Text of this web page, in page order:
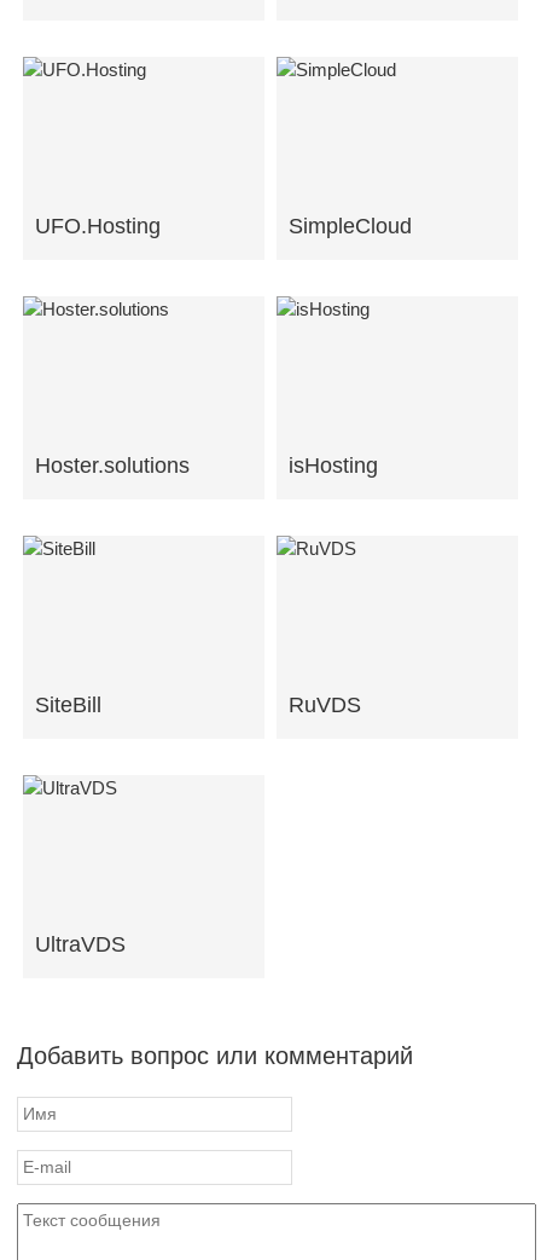
UFO.Hosting SimpleCloud
Hoster.solutions isHosting
SiteBill RuVDS
UltraVDS
Добавить вопрос или комментарий